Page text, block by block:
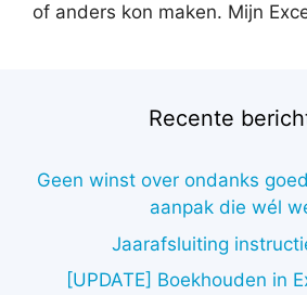
of anders kon maken. Mijn
Recente
Geen winst over ondanks
aanpak die wél
Jaarafsluiting
[UPDATE] Boekhouden in